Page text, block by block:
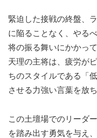
緊迫した接戦の終盤、
に陥ることなく、やる
将の振る舞いにかかって
天理の主将は、疲労が
ちのスタイルである「
させる力強い言葉を放ち
この土壇場でのリーダ
を踏み出す勇気を与え